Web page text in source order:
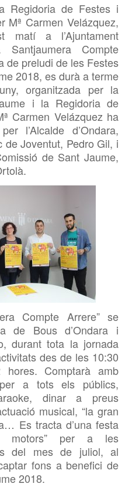
Regidoria de Festes i
Mª Carmen Velázquez,
matí al’Ajuntament
SantjaumeraCompte
de preludi de les Festes
2018, es durà a terme
organitzada per la
i la Regidoria de
Carmen Velázquez ha
l’Alcalde d’Ondara,
Joventut, Pedro Gil, i
de Sant Jaume,
Compte Arrere” se
de Bous d’Ondara i
durant tota la jornada
des de les 10:30
Comptarà amb
a tots els públics,
dinara preus
musical, “la gran
Estracta d’una festa
motors” per a les
del mes de juliol, al
fons a benefici de
2018.